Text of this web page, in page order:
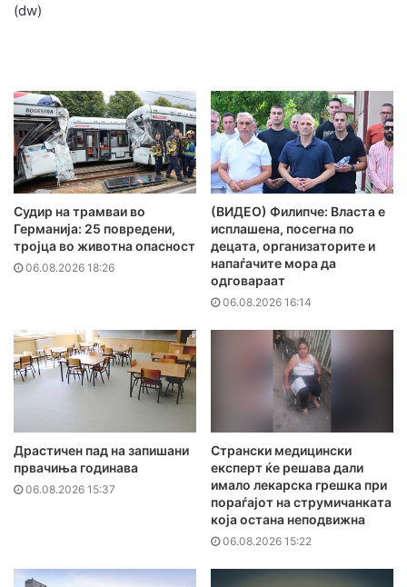
(dw)
Судир на трамваи во
Германија: 25 повредени,
тројца во животна опасност
06.08.2026 18:26
(ВИДЕО) Филипче: Власта е
исплашена, посегна по
децата, организаторите и
напаѓачите мора да
одговараат
06.08.2026 16:14
Драстичен пад на запишани
првачиња годинава
06.08.2026 15:37
Странски медицински
експерт ќе решава дали
имало лекарска грешка при
пораѓајот на струмичанката
која остана неподвижна
06.08.2026 15:22